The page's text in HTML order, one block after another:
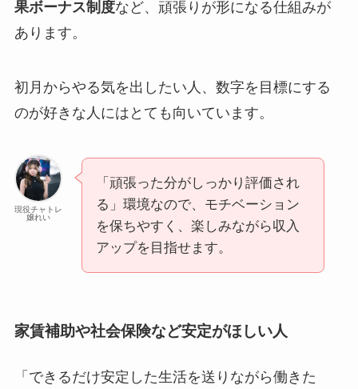
果ボーナス制度など、頑張りが形になる仕組みが
あります。
初月からやる気を出したい人、数字を目標にする
のが好きな人にはとても向いています。
現役チャトレ
嬢れい
「頑張った分がしっかり評価され
る」環境なので、モチベーション
を保ちやすく、楽しみながら収入
アップを目指せます。
家賃補助や社会保険など安定がほしい人
「できるだけ安定した生活を送りながら働きた